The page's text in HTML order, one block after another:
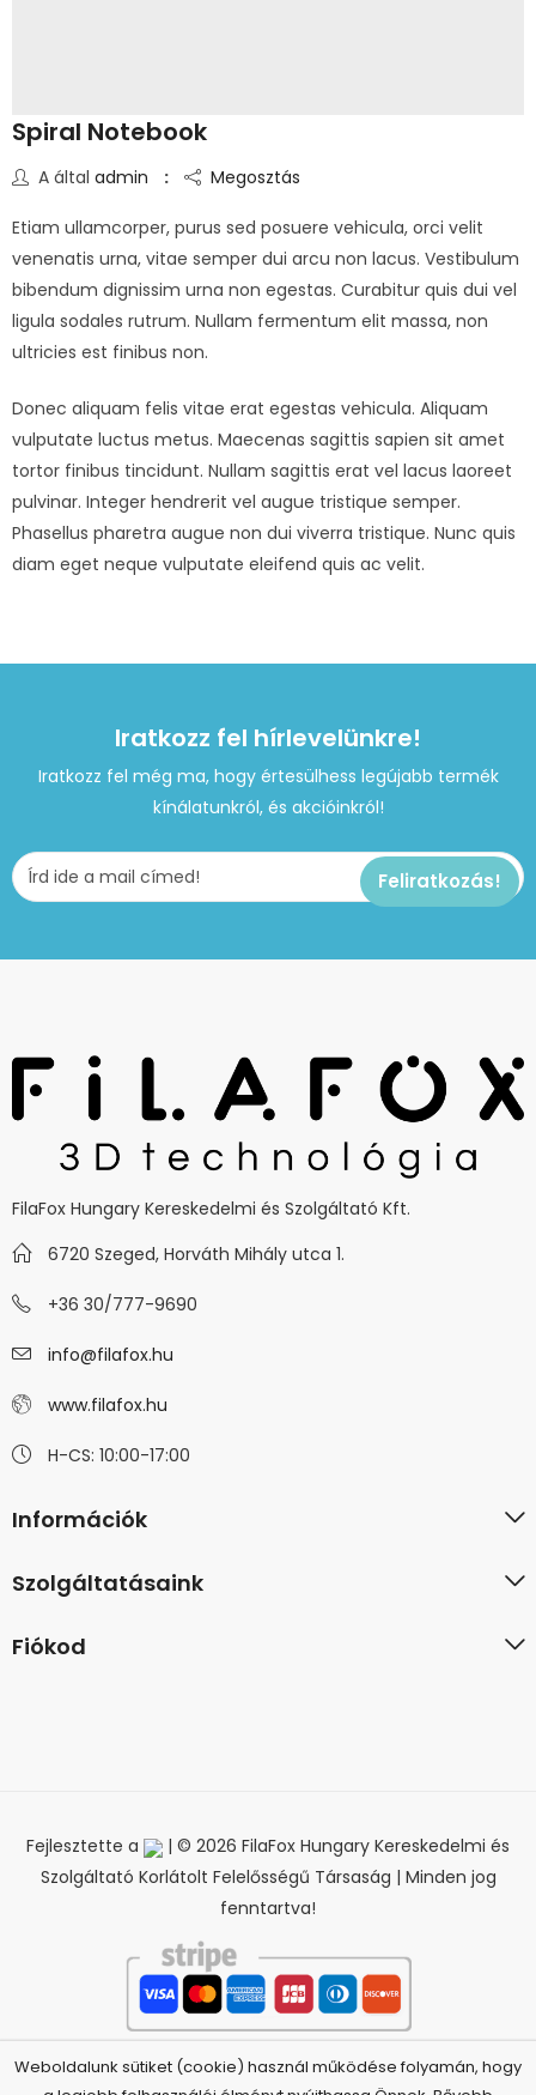
Spiral Notebook
A által admin Megosztás
Etiam ullamcorper, purus sed posuere vehicula, orci velit
venenatis urna, vitae semper dui arcu non lacus. Vestibulum
bibendum dignissim urna non egestas. Curabitur quis dui vel
ligula sodales rutrum. Nullam fermentum elit massa, non
ultricies est finibus non.
Donec aliquam felis vitae erat egestas vehicula. Aliquam
vulputate luctus metus. Maecenas sagittis sapien sit amet
tortor finibus tincidunt. Nullam sagittis erat vel lacus laoreet
pulvinar. Integer hendrerit vel augue tristique semper.
Phasellus pharetra augue non dui viverra tristique. Nunc quis
diam eget neque vulputate eleifend quis ac velit.
Iratkozz fel hírlevelünkre!
Iratkozz fel még ma, hogy értesülhess legújabb termék
kínálatunkról, és akcióinkról!
FilaFox Hungary Kereskedelmi és Szolgáltató Kft.
6720 Szeged, Horváth Mihály utca 1.
+36 30/777-9690
info@filafox.hu
www.filafox.hu
H-CS: 10:00-17:00
Információk
Szolgáltatásaink
Fiókod
Fejlesztette a
| © 2026 FilaFox Hungary Kereskedelmi és
Szolgáltató Korlátolt Felelősségű Társaság | Minden jog
fenntartva!
Weboldalunk sütiket (cookie) használ működése folyamán, hogy